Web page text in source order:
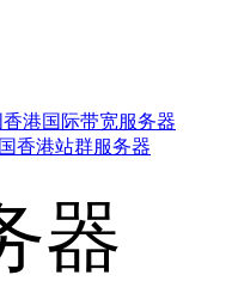
港国际带宽服务器
香港站群服务器
器